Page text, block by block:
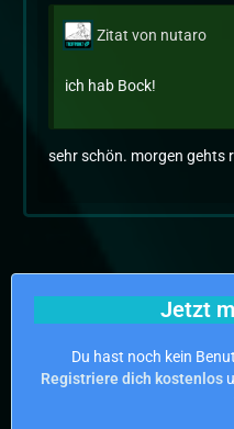
Zitat von nutaro
ich hab Bock!
sehr schön. morgen gehts
Jetzt
Du hast noch kein
Registriere dich kostenlos